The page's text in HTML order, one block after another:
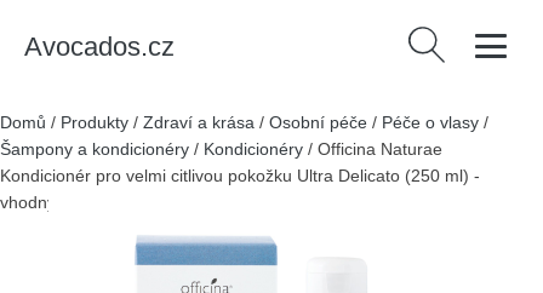
Avocados.cz Vyhledávání
Domů / Produkty / Zdraví a krása / Osobní péče / Péče o vlasy /
Šampony a kondicionéry / Kondicionéry / Officina Naturae
Kondicionér pro velmi citlivou pokožku Ultra Delicato (250 ml) -
vhodný i pro osoby s mcs